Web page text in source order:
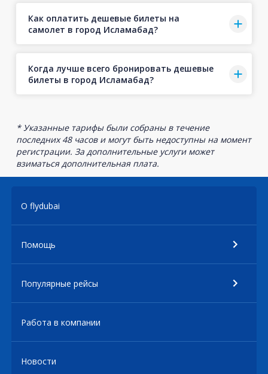
Как оплатить дешевые билеты на
самолет в город Исламабад?
Когда лучше всего бронировать дешевые
билеты в город Исламабад?
* Указанные тарифы были собраны в течение
последних 48 часов и могут быть недоступны на момент
регистрации. За дополнительные услуги может
взиматься дополнительная плата.
О flydubai
Помощь
Популярные рейсы
Работа в компании
Новости